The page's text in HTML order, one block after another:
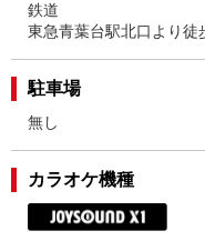
鉄道
東急青葉台駅北口より徒
駐車場
無し
カラオケ機種